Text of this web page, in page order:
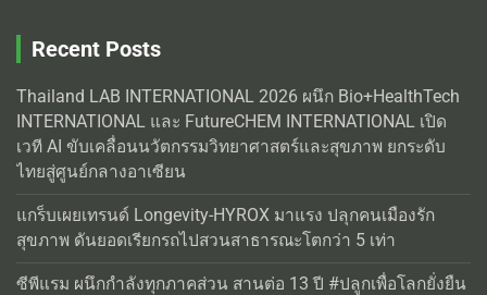
Recent Posts
Thailand LAB INTERNATIONAL 2026 ผนึก Bio+HealthTech
INTERNATIONAL และ FutureCHEM INTERNATIONAL เปิด
เวที AI ขับเคลื่อนนวัตกรรมวิทยาศาสตร์และสุขภาพ ยกระดับ
ไทยสู่ศูนย์กลางอาเซียน
แกร็บเผยเทรนด์ Longevity-HYROX มาแรง ปลุกคนเมืองรัก
สุขภาพ ดันยอดเรียกรถไปสวนสาธารณะโตกว่า 5 เท่า
ซีพีแรม ผนึกกำลังทุกภาคส่วน สานต่อ 13 ปี #ปลูกเพื่อโลกยั่งยืน